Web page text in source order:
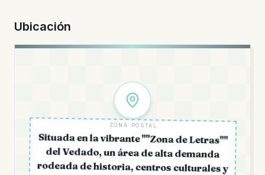
Ubicación
ZONA POSTAL
Situada en la vibrante ""Zona de Letras""
del Vedado, un área de alta demanda
rodeada de historia, centros culturales y